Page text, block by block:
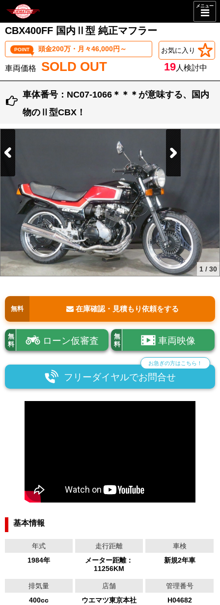
メニュー
CBX400FF 国内Ⅱ型 純正マフラー
POINT 頭金200万・月々46,000円～
SOLD OUT
お気に入り
19人検討中
車体番号：NC07-1066＊＊＊が意味する、国内
物のⅡ型CBX！
1 / 30
無料 在庫確認・見積もり依頼をする
無
料
ローン仮審査
無
料
車両映像
フリーダイヤルでお問合せ
お急ぎの方はこちら！
基本情報
年式
1984年
走行距離
メーター距離：
11256KM
車検
新規2年車
排気量
400cc
店舗
ウエマツ東京本社
管理番号
H04682